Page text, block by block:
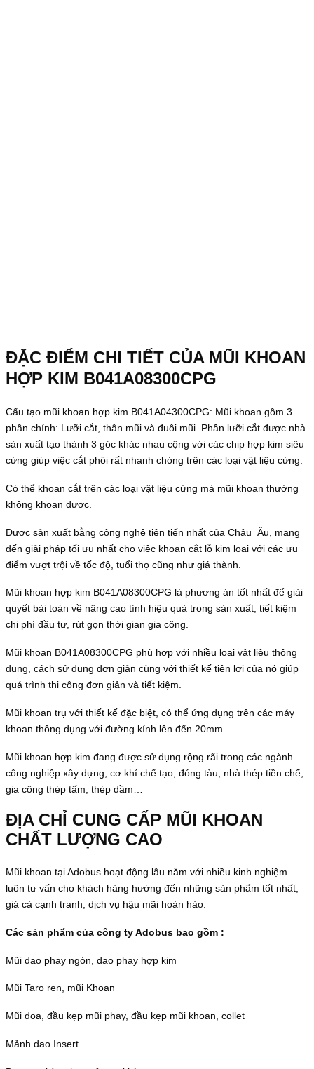
ĐẶC ĐIỂM CHI TIẾT CỦA MŨI KHOAN
HỢP KIM B041A08300CPG
Cấu tạo mũi khoan hợp kim B041A04300CPG: Mũi khoan gồm 3
phần chính: Lưỡi cắt, thân mũi và đuôi mũi. Phần lưỡi cắt được nhà
sản xuất tạo thành 3 góc khác nhau cộng với các chip hợp kim siêu
cứng giúp việc cắt phôi rất nhanh chóng trên các loại vật liệu cứng.
Có thể khoan cắt trên các loại vật liệu cứng mà mũi khoan thường
không khoan được.
Được sản xuất bằng công nghệ tiên tiến nhất của Châu Âu, mang
đến giải pháp tối ưu nhất cho việc khoan cắt lỗ kim loại với các ưu
điểm vượt trội về tốc độ, tuổi thọ cũng như giá thành.
Mũi khoan hợp kim B041A08300CPG là phương án tốt nhất để giải
quyết bài toán về nâng cao tính hiệu quả trong sản xuất, tiết kiệm
chi phí đầu tư, rút gọn thời gian gia công.
Mũi khoan B041A08300CPG phù hợp với nhiều loại vật liệu thông
dụng, cách sử dụng đơn giản cùng với thiết kế tiện lợi của nó giúp
quá trình thi công đơn giản và tiết kiệm.
Mũi khoan trụ với thiết kế đặc biệt, có thể ứng dụng trên các máy
khoan thông dụng với đường kính lên đến 20mm
Mũi khoan hợp kim đang được sử dụng rộng rãi trong các ngành
công nghiệp xây dựng, cơ khí chế tạo, đóng tàu, nhà thép tiền chế,
gia công thép tấm, thép dầm…
ĐỊA CHỈ CUNG CẤP MŨI KHOAN
CHẤT LƯỢNG CAO
Mũi khoan tại Adobus hoạt động lâu năm với nhiều kinh nghiệm
luôn tư vấn cho khách hàng hướng đến những sản phẩm tốt nhất,
giá cả cạnh tranh, dịch vụ hậu mãi hoàn hảo.
Các sản phẩm của công ty Adobus bao gồm :
Mũi dao phay ngón, dao phay hợp kim
Mũi Taro ren, mũi Khoan
Mũi doa, đầu kẹp mũi phay, đầu kẹp mũi khoan, collet
Mảnh dao Insert